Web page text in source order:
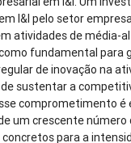
I&I pelo setor
atividades de média-
fundamental para
de inovação na
sustentar a
comprometimento é
um crescente número
para a